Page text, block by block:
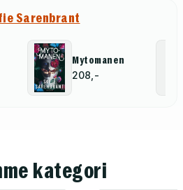
Sarenbrant
Mytomanen
208,-
kategori